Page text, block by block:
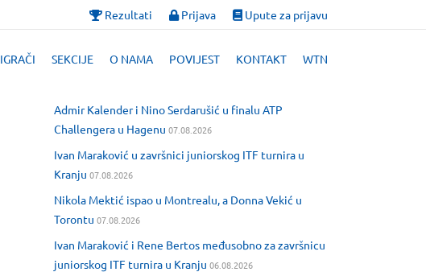
Rezultati Prijava Upute za prijavu
IGRAČI SEKCIJE O NAMA POVIJEST KONTAKT WTN
Admir Kalender i Nino Serdarušić u finalu ATP
Challengera u Hagenu 07.08.2026
Ivan Maraković u završnici juniorskog ITF turnira u
Kranju 07.08.2026
Nikola Mektić ispao u Montrealu, a Donna Vekić u
Torontu 07.08.2026
Ivan Maraković i Rene Bertos međusobno za završnicu
juniorskog ITF turnira u Kranju 06.08.2026